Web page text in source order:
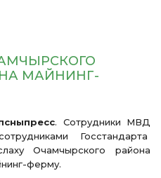
МАЙНИНГ-
. Сотрудники МВД
Госстандарта
Очамчырского района
ферму.